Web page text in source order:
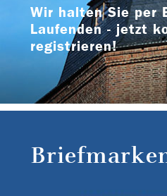
Wir halten Sie per
Laufenden - jetzt
registrieren!